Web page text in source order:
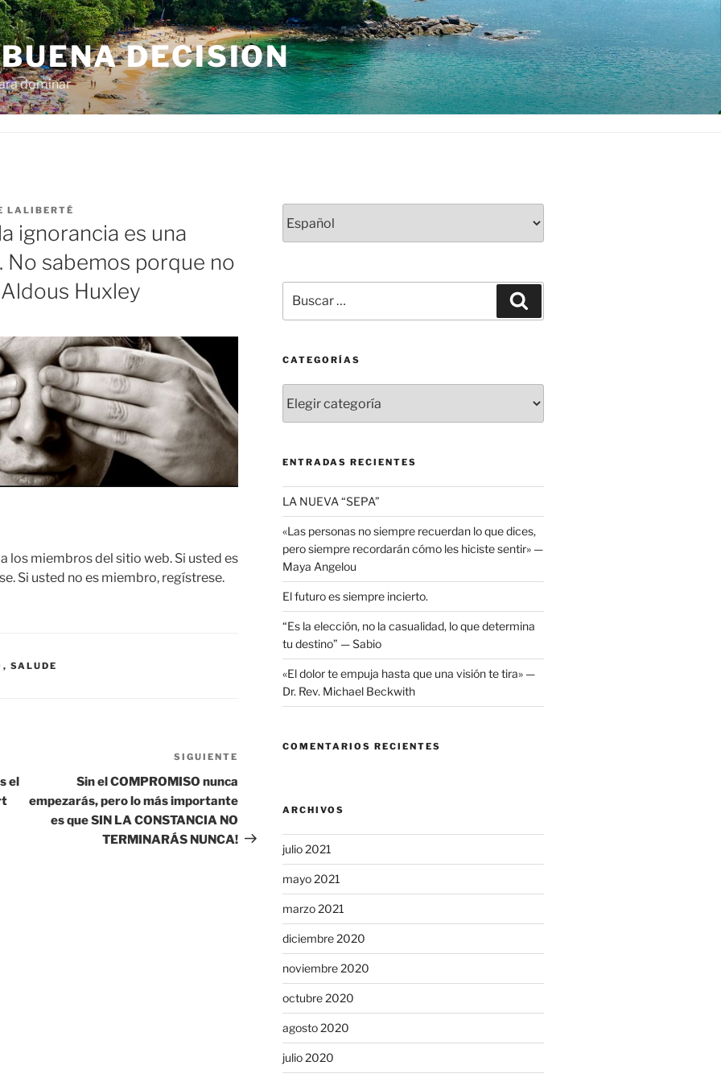
DECISION
dominar
LALIBERTÉ
ignorancia es una
No sabemos porque no
Huxley
los miembros del sitio web. Si usted es
Si usted no es miembro, regístrese.
, SALUDE
el
SIGUIENTE
Sin el COMPROMISO nunca
empezarás, pero lo más importante
es que SIN LA CONSTANCIA NO
TERMINARÁS NUNCA!
un
idioma
por:
CATEGORÍAS
ENTRADAS RECIENTES
LA NUEVA “SEPA”
«Las personas no siempre recuerdan lo que dices,
pero siempre recordarán cómo les hiciste sentir» —
Maya Angelou
El futuro es siempre incierto.
“Es la elección, no la casualidad, lo que determina
tu destino” — Sabio
«El dolor te empuja hasta que una visión te tira» —
Dr. Rev. Michael Beckwith
COMENTARIOS RECIENTES
ARCHIVOS
julio 2021
mayo 2021
marzo 2021
diciembre 2020
noviembre 2020
octubre 2020
agosto 2020
julio 2020